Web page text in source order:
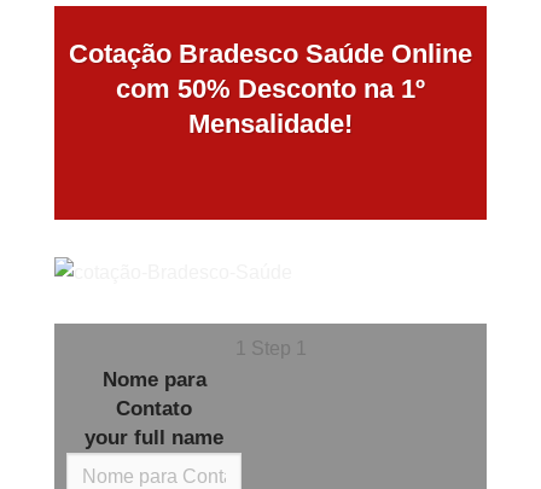
Cotação Bradesco Saúde Online
com 50% Desconto na 1º
Mensalidade!
1 Step 1
Nome para
Contato
your full name